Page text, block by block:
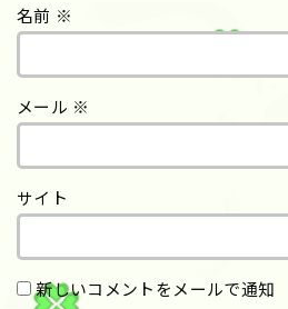
名前 ※
メール ※
サイト
新しいコメントをメールで通知